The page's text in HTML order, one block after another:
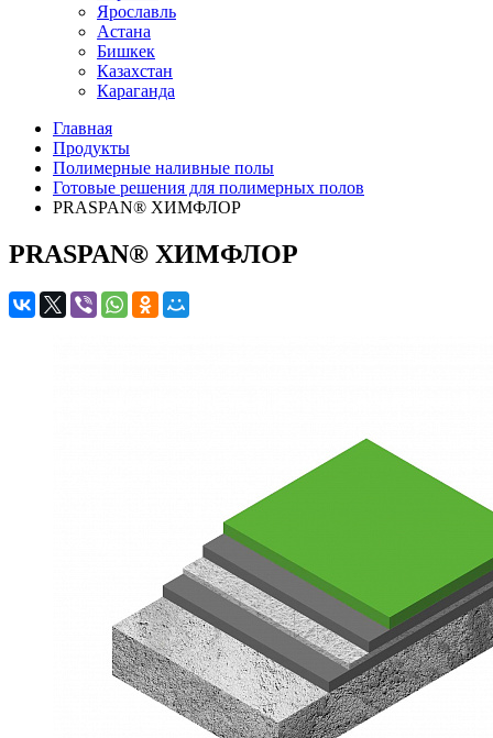
Ярославль
Астана
Бишкек
Казахстан
Караганда
Главная
Продукты
Полимерные наливные полы
Готовые решения для полимерных полов
PRASPAN® ХИМФЛОР
PRASPAN® ХИМФЛОР